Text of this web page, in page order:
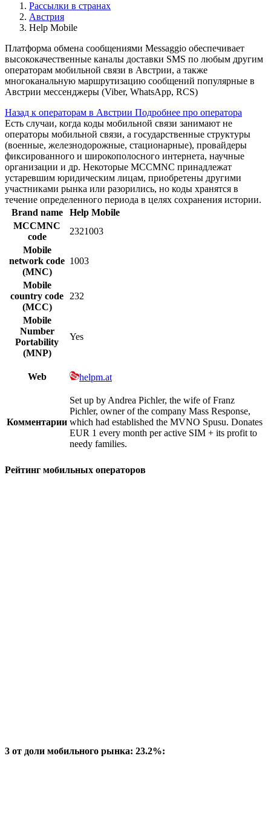
Рассылки в странах
Австрия
Help Mobile
Платформа обмена сообщениями Messaggio обеспечивает
высококачественные каналы доставки SMS по любым другим
операторам мобильной связи в Австрии, а также
многоканальную маршрутизацию сообщений популярные в
Австрии мессенджеры (Viber, WhatsApp, RCS)
Назад к операторам в Австрии Подробнее про оператора
Есть случаи, когда коды мобильной связи занимают не
операторы мобильной связи, а государственные структуры
(военные, железнодорожные, стационарные), провайдеры
фиксированного и широкополосного интернета, научные
организации и др. Некоторые MCCMNC принадлежат
устаревшим юридическим лицам, приобретены другими
участниками рынка или разорились, но коды хранятся в
течение определенного периода в целях сохранения истории.
Brand name
Help Mobile
MCCMNC
code
2321003
Mobile
network code
(MNC)
1003
Mobile
country code
(MCC)
232
Mobile
Number
Portability
(MNP)
Yes
Web helpm.at
Комментарии
Set up by Andrea Pichler, the wife of Franz
Pichler, owner of the company Mass Response,
which had established the MVNO Spusu. Donates
EUR 1 every month per active SIM + its profit to
needy families.
Рейтинг мобильных операторов
3 от доли мобильного рынка: 23.2%: